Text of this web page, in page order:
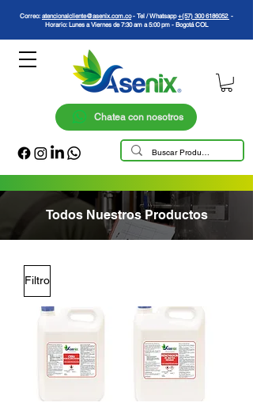
Correo: atencionalcliente@asenix.com.co - Tel / Whatsapp+(57) 300 6186052 -
Horario: Lunes a Viernes de 7:30 am a 5:00 pm - Bogotá COL
Chatea con nosotros
Todos Nuestros Productos
Filtro